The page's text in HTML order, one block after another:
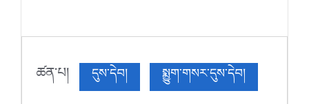
ཚན་པ། དུས་དེབ། སྨྱུག་གསར་དུས་དེབ།